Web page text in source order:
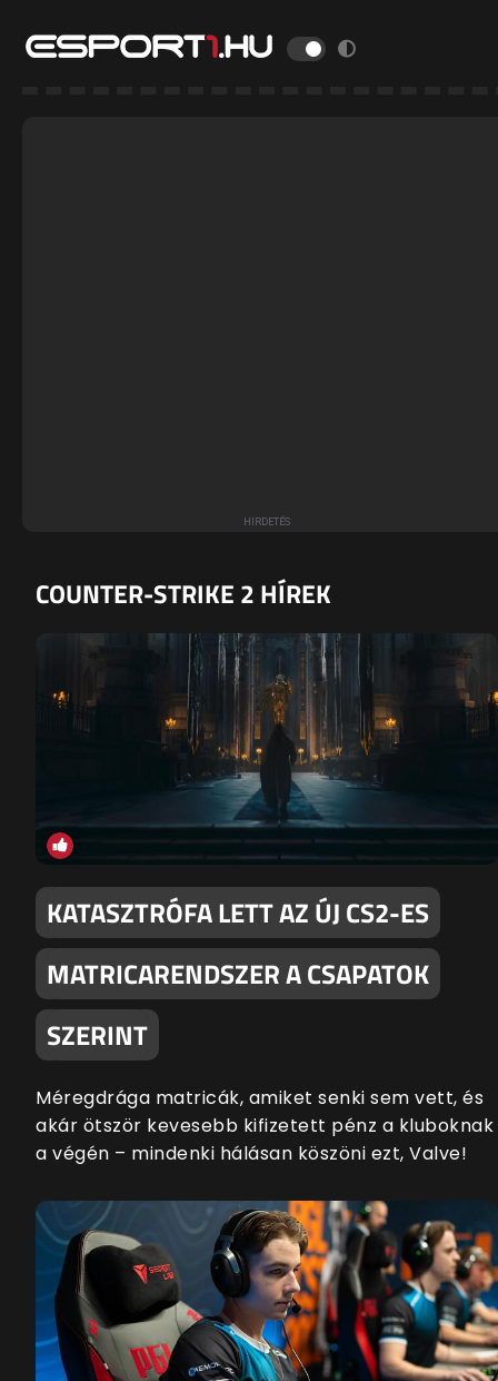
COUNTER-STRIKE 2 HÍREK
KATASZTRÓFA LETT AZ ÚJ CS2-ES
MATRICARENDSZER A CSAPATOK
SZERINT
Méregdrága matricák, amiket senki sem vett, és
akár ötször kevesebb kifizetett pénz a kluboknak
a végén – mindenki hálásan köszöni ezt, Valve!